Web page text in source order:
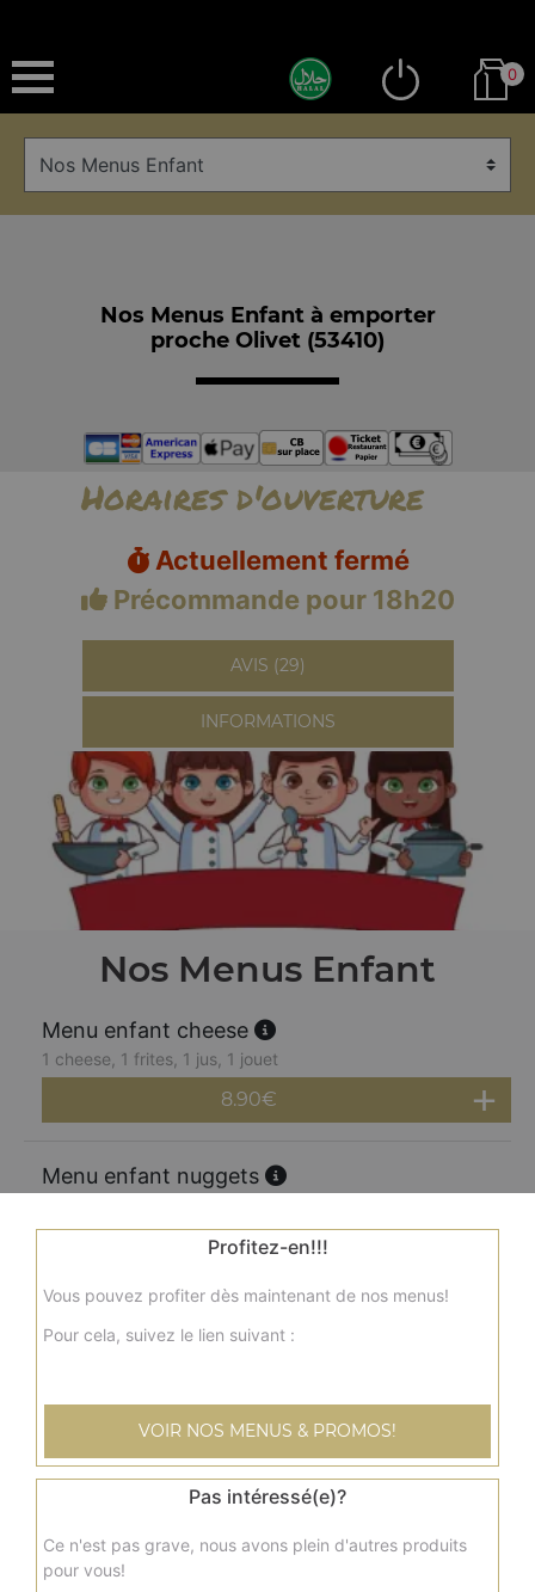
0
Nos Menus Enfant à emporter
proche Olivet (53410)
Horaires d'ouverture
Actuellement fermé
Précommande pour 18h20
AVIS (29)
INFORMATIONS
Nos Menus Enfant
Menu enfant cheese
1 cheese, 1 frites, 1 jus, 1 jouet
8.90€
Menu enfant nuggets
8.90€
Profitez-en!!!
Vous pouvez profiter dès maintenant de nos menus!
Pour cela, suivez le lien suivant :
VOIR NOS MENUS & PROMOS!
Pas intéressé(e)?
Ce n'est pas grave, nous avons plein d'autres produits
pour vous!